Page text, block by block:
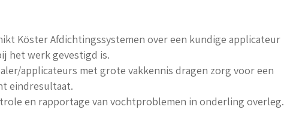
Köster Afdichtingssystemen over een kundige applicateur
het werk gevestigd is.
applicateurs met grote vakkennis dragen zorg voor een
eindresultaat.
en rapportage van vochtproblemen in onderling overleg.